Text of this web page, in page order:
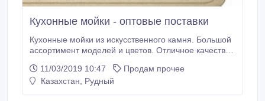
Кухонные мойки - оптовые поставки
Кухонные мойки из искусственного камня. Большой
ассортимент моделей и цветов. Отличное качество
продажа. Гибкая ценовая политика. Дилерская
программа. Посетите наш сайт Marble-ceramics.kz..
11/03/2019 10:47
Продам прочее
Казахстан, Рудный